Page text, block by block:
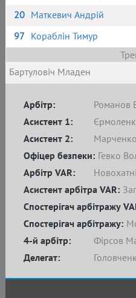
20 Маткевич Андрій
97 Кораблін Тимур
Бартуловіч Младен
Арбітр:
Романов
Асистент 1:
Асистент 2:
4-й арбітр:
Фірсов
Делегат:
Спостерігач арбітражу:
Офіцер безпеки: Гевко
Арбітр VAR:
Асистент арбітра VAR:
Спостерігач арбітражу